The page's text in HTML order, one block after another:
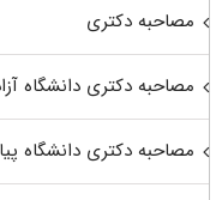
مصاحبه دکتری
مصاحبه دکتری دانشگاه
مصاحبه دکتری دانشگاه